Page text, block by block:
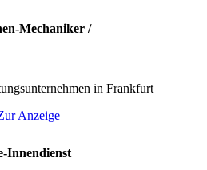
Mechaniker /
in Frankfurt
Anzeige
Innendienst